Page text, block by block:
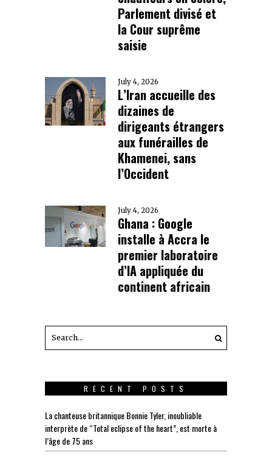
Parlement divisé et
la Cour suprême
saisie
July 4, 2026
L’Iran accueille des
dizaines de
dirigeants étrangers
aux funérailles de
Khamenei, sans
l’Occident
July 4, 2026
Ghana : Google
installe à Accra le
premier laboratoire
d’IA appliquée du
continent africain
RECENT POSTS
La chanteuse britannique Bonnie Tyler, inoubliable
interprète de “Total eclipse of the heart”, est morte à
l’âge de 75 ans